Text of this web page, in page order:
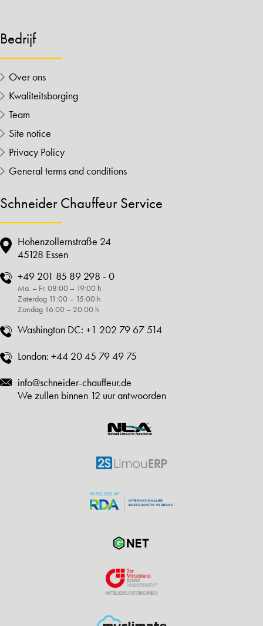
Bedrijf
Over ons
Kwaliteitsborging
Team
Site notice
Privacy Policy
General terms and conditions
Schneider Chauffeur Service
Hohenzollernstraße 24
45128 Essen
+49 201 85 89 298 - 0
Ma. – Fr. 08:00 – 19:00 h
Zaterdag 11:00 – 15:00 h
Zondag 16:00 – 20:00 h
Washington DC: +1 202 79 67 514
London: +44 20 45 79 49 75
info@schneider-chauffeur.de
We zullen binnen 12 uur antwoorden